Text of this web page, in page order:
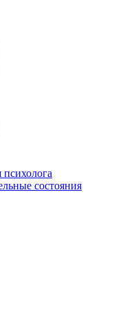
психолога
состояния